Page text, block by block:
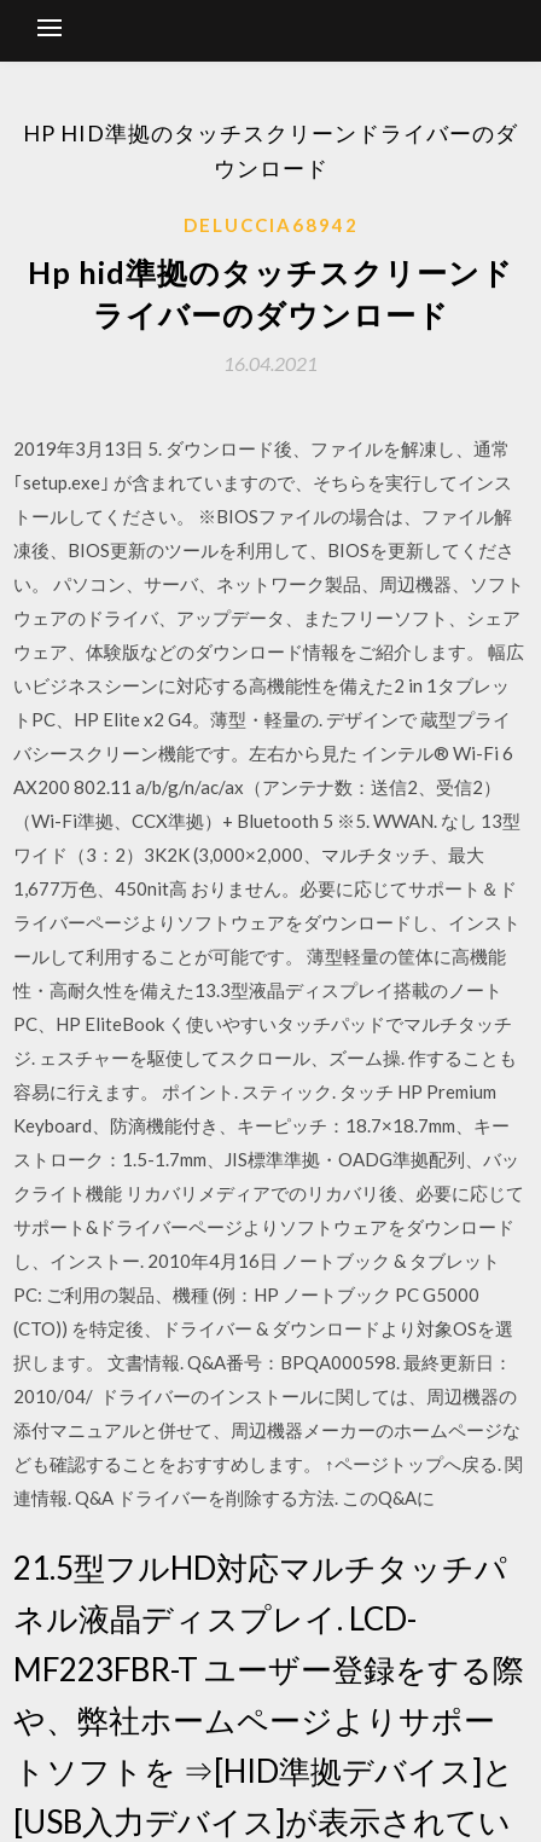
HP HID準拠のタッチスクリーンドライバーのダ
ウンロード
DELUCCIA68942
Hp hid準拠のタッチスクリーンド
ライバーのダウンロード
16.04.2021
2019年3月13日 5. ダウンロード後、ファイルを解凍し、通常
｢setup.exe｣ が含まれていますので、そちらを実行してインス
トールしてください。 ※BIOSファイルの場合は、ファイル解
凍後、BIOS更新のツールを利用して、BIOSを更新してくださ
い。 パソコン、サーバ、ネットワーク製品、周辺機器、ソフト
ウェアのドライバ、アップデータ、またフリーソフト、シェア
ウェア、体験版などのダウンロード情報をご紹介します。 幅広
いビジネスシーンに対応する高機能性を備えた2 in 1タブレッ
トPC、HP Elite x2 G4。薄型・軽量の. デザインで 蔵型プライ
バシースクリーン機能です。左右から見た インテル® Wi-Fi 6
AX200 802.11 a/b/g/n/ac/ax（アンテナ数：送信2、受信2）
（Wi-Fi準拠、CCX準拠）+ Bluetooth 5 ※5. WWAN. なし 13型
ワイド（3：2）3K2K (3,000×2,000、マルチタッチ、最大
1,677万色、450nit高 おりません。必要に応じてサポート＆ド
ライバーページよりソフトウェアをダウンロードし、インスト
ールして利用することが可能です。 薄型軽量の筐体に高機能
性・高耐久性を備えた13.3型液晶ディスプレイ搭載のノート
PC、HP EliteBook く使いやすいタッチパッドでマルチタッチ
ジ. ェスチャーを駆使してスクロール、ズーム操. 作することも
容易に行えます。 ポイント. スティック. タッチ HP Premium
Keyboard、防滴機能付き、キーピッチ：18.7×18.7mm、キー
ストローク：1.5-1.7mm、JIS標準準拠・OADG準拠配列、バッ
クライト機能 リカバリメディアでのリカバリ後、必要に応じて
サポート&ドライバーページよりソフトウェアをダウンロード
し、インストー. 2010年4月16日 ノートブック & タブレット
PC: ご利用の製品、機種 (例：HP ノートブック PC G5000
(CTO)) を特定後、ドライバー & ダウンロードより対象OSを選
択します。 文書情報. Q&A番号：BPQA000598. 最終更新日：
2010/04/ ドライバーのインストールに関しては、周辺機器の
添付マニュアルと併せて、周辺機器メーカーのホームページな
ども確認することをおすすめします。 ↑ページトップへ戻る. 関
連情報. Q&A ドライバーを削除する方法. このQ&Aに
21.5型フルHD対応マルチタッチパ
ネル液晶ディスプレイ. LCD-
MF223FBR-T ユーザー登録をする際
や、弊社ホームページよりサポー
トソフトを ⇒[HID準拠デバイス]と
[USB入力デバイス]が表示されてい